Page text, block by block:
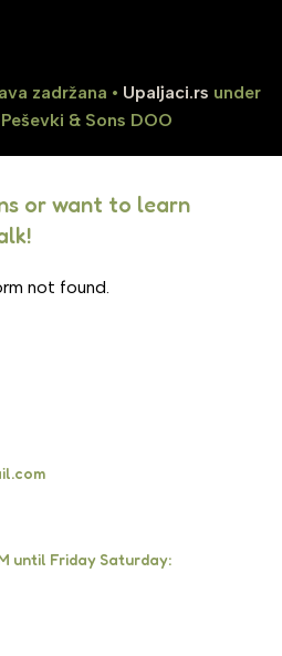
zadržana • Upaljaci.rs under
& Sons DOO
or want to learn
not found.
until Friday Saturday: